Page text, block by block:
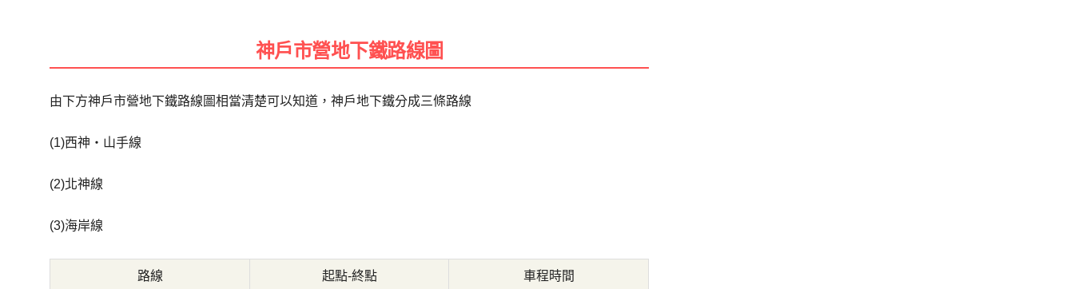
神戶市營地下鐵路線圖
由下方神戶市營地下鐵路線圖相當清楚可以知道，神戶地下鐵分成三條路線
(1)西神・山手線
(2)北神線
(3)海岸線
路線 起點-終點 車程時間